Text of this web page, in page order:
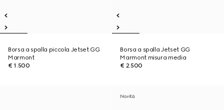
Borsa a spalla piccola Jetset GG
Marmont
€ 1.500
Borsa a spalla Jetset GG
Marmont misura media
€ 2.500
Novità